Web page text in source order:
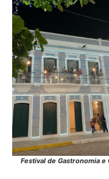
Festival de Gastronomia